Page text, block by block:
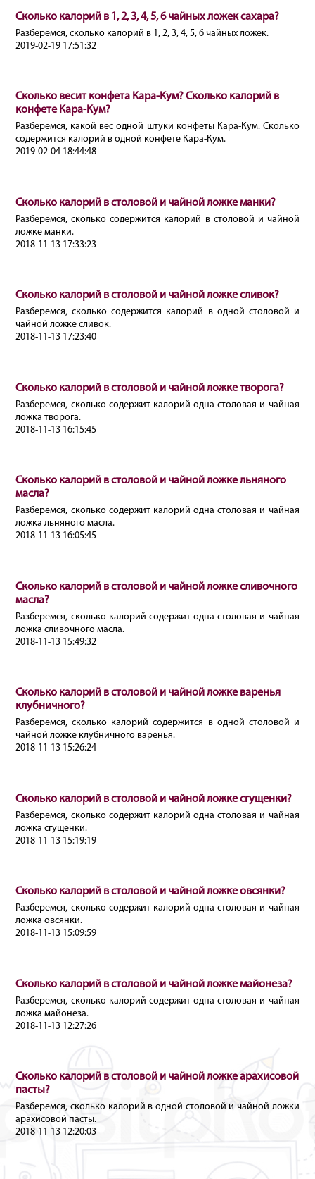
Сколько калорий в 1, 2, 3, 4, 5, 6 чайных ложек сахара?
Разберемся, сколько калорий в 1, 2, 3, 4, 5, 6 чайных ложек.
2019-02-19 17:51:32
Сколько весит конфета Кара-Кум? Сколько калорий в
конфете Кара-Кум?
Разберемся, какой вес одной штуки конфеты Кара-Кум. Сколько
содержится калорий в одной конфете Кара-Кум.
2019-02-04 18:44:48
Сколько калорий в столовой и чайной ложке манки?
Разберемся, сколько содержится калорий в столовой и чайной
ложке манки.
2018-11-13 17:33:23
Сколько калорий в столовой и чайной ложке сливок?
Разберемся, сколько содержится калорий в одной столовой и
чайной ложке сливок.
2018-11-13 17:23:40
Сколько калорий в столовой и чайной ложке творога?
Разберемся, сколько содержит калорий одна столовая и чайная
ложка творога.
2018-11-13 16:15:45
Сколько калорий в столовой и чайной ложке льняного
масла?
Разберемся, сколько содержит калорий одна столовая и чайная
ложка льняного масла.
2018-11-13 16:05:45
Сколько калорий в столовой и чайной ложке сливочного
масла?
Разберемся, сколько калорий содержит одна столовая и чайная
ложка сливочного масла.
2018-11-13 15:49:32
Сколько калорий в столовой и чайной ложке варенья
клубничного?
Разберемся, сколько калорий содержится в одной столовой и
чайной ложке клубничного варенья.
2018-11-13 15:26:24
Сколько калорий в столовой и чайной ложке сгущенки?
Разберемся, сколько содержит калорий одна столовая и чайная
ложка сгущенки.
2018-11-13 15:19:19
Сколько калорий в столовой и чайной ложке овсянки?
Разберемся, сколько содержит калорий одна столовая и чайная
ложка овсянки.
2018-11-13 15:09:59
Сколько калорий в столовой и чайной ложке майонеза?
Разберемся, сколько калорий содержит одна столовая и чайная
ложка майонеза.
2018-11-13 12:27:26
Сколько калорий в столовой и чайной ложке арахисовой
пасты?
Разберемся, сколько калорий в одной столовой и чайной ложки
арахисовой пасты.
2018-11-13 12:20:03